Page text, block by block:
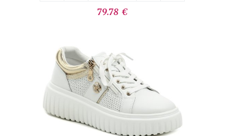
79.78 €